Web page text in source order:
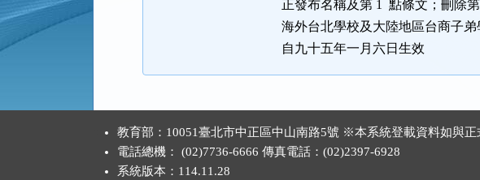
正發布名稱及第 1 點條文；刪除
海外台北學校及大陸地區台商子
自九十五年一月六日生效
教育部：10051臺北市中正區中山南路5號 ※本系統登載資料如與正
電話總機： (02)7736-6666 傳真電話：(02)2397-6928
系統版本： 114.11.28